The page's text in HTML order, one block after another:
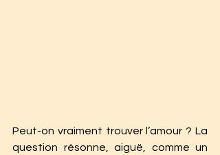
Peut-on vraiment trouver l’amour ? La
question résonne, aiguë, comme un